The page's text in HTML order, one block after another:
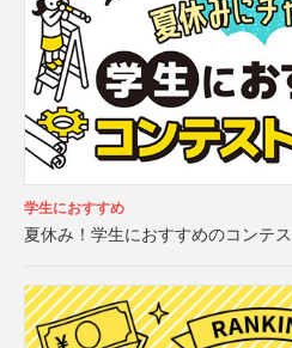
学生におすすめ
夏休み！学生におすすめのコンテ